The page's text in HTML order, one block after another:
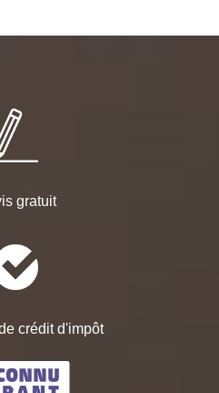
gratuit
crédit d'impôt